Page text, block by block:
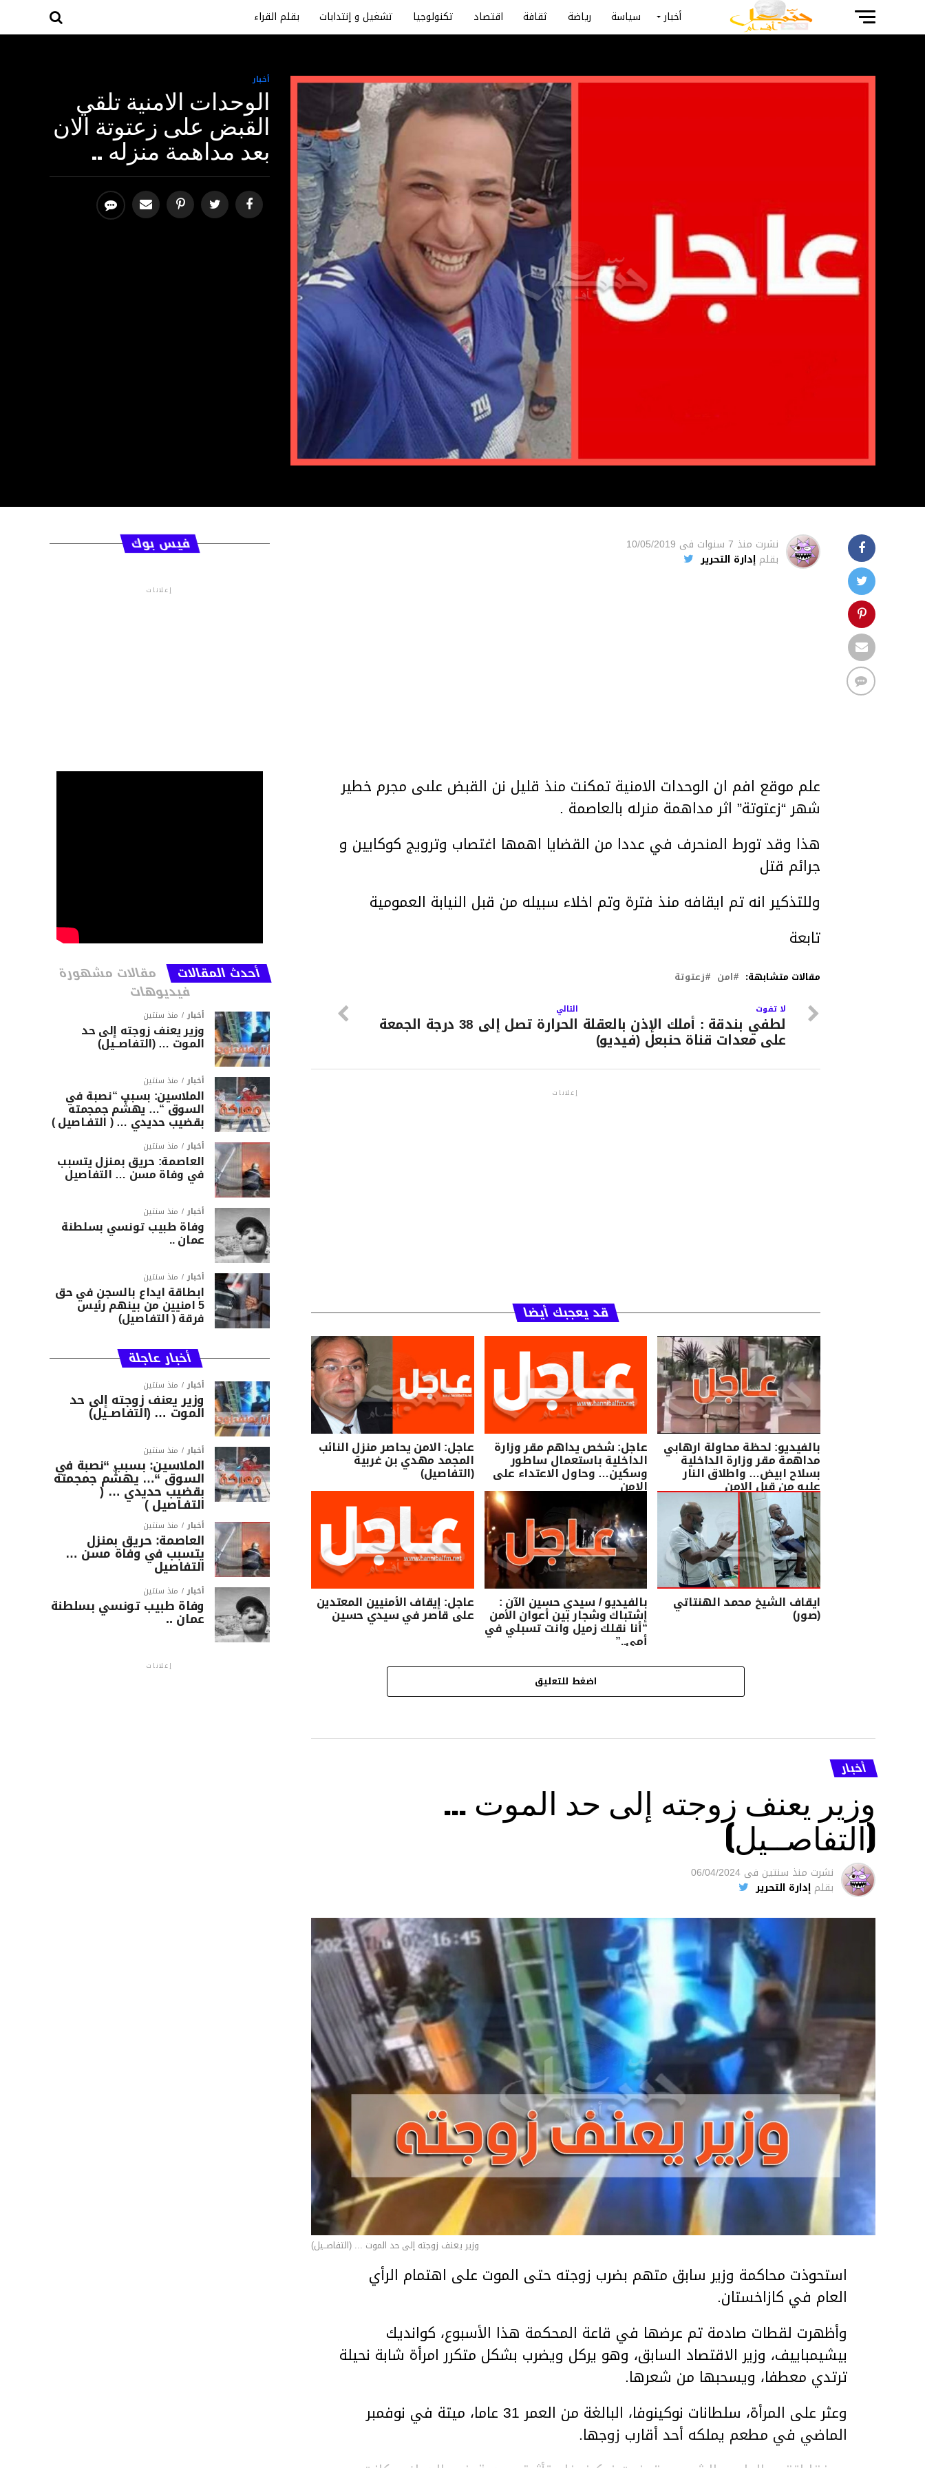
أخبار سياسة رياضة ثقافة اقتصاد تكنولوجيا تشغيل و إنتدابات بقلم القراء
أخبار
الوحدات الامنية تلقي
القبض على زعتوتة الان
بعد مداهمة منزله ..
نشرت منذ 7 سنوات فى 10/05/2019
بقلم إدارة التحرير
علم موقع افم ان الوحدات الامنية تمكنت منذ قليل نن القبض علىى مجرم خطير
شهر “زعتوتة” اثر مداهمة منرله بالعاصمة .
هذا وقد تورط المنحرف في عددا من القضايا اهمها اغتصاب وترويج كوكايين و
جرائم قتل
وللتذكير انه تم ايقافه منذ فترة وتم اخلاء سبيله من قبل النيابة العمومية
تابعة
مقالات متشابهة: امن زعتوتة
التالي
الحرارة تصل إلى 38 درجة الجمعة
لا تفوت
لطفي بندقة : أملك الإذن بالعقلة
على معدات قناة حنبعل (فيديو)
إعلانات
قد يعجبك أيضا
بالفيديو: لحظة محاولة ارهابي
مداهمة مقر وزارة الداخلية
بسلاح ابيض… واطلاق النار
عليه من قبل الامن
عاجل: شخص يداهم مقر وزارة
الداخلية باستعمال ساطور
وسكين… وحاول الاعتداء على
الامن
عاجل: الامن يحاصر منزل النائب
المجمد مهدي بن غربية
(التفاصيل)
ايقاف الشيخ محمد الهنتاتي
(صور)
بالفيديو / سيدي حسين الآن :
إشتباك وشجار بين أعوان الأمن
“أنا نقلك زميل وانت تسبلي في
أمي..”
عاجل: إيقاف الأمنيين المعتدين
على قاصر في سيدي حسين
اضغط للتعليق
أخبار
وزير يعنف زوجته إلى حد الموت …
(التفاصــيل)
نشرت منذ سنتين فى 06/04/2024
بقلم إدارة التحرير
وزير يعنف زوجته إلى حد الموت ... (التفاصــيل)
استحوذت محاكمة وزير سابق متهم بضرب زوجته حتى الموت على اهتمام الرأي
العام في كازاخستان.
وأظهرت لقطات صادمة تم عرضها في قاعة المحكمة هذا الأسبوع، كوانديك
بيشيمباييف، وزير الاقتصاد السابق، وهو يركل ويضرب بشكل متكرر امرأة شابة نحيلة
ترتدي معطفا، ويسحبها من شعرها.
وعثر على المرأة، سلطانات نوكينوفا، البالغة من العمر 31 عاما، ميتة في نوفمبر
الماضي في مطعم يملكه أحد أقارب زوجها.
فيس بوك
إعلانات
أحدث المقالات مقالات مشهورة
فيديوهات
أخبار منذ سنتين
وزير يعنف زوجته إلى حد
الموت … (التفاصــيل)
أخبار منذ سنتين
الملاسين: بسبب “نصبة في
السوق “… يهشّم جمجمته
بقضيب حديدي … ( التفـاصيل )
أخبار منذ سنتين
العاصمة: حريق بمنزل يتسبب
في وفاة مسن … التفاصيل
أخبار منذ سنتين
وفاة طبيب تونسي بسلطنة
عمان ..
أخبار منذ سنتين
ابطاقة ايداع بالسجن في حق
5 امنيين من بينهم رئيس
فرقة ( التفاصيل)
أخبار عاجلة
أخبار منذ سنتين
وزير يعنف زوجته إلى حد
الموت … (التفاصــيل)
أخبار منذ سنتين
الملاسين: بسبب “نصبة في
السوق “… يهشّم جمجمته
بقضيب حديدي … (
التفـاصيل )
أخبار منذ سنتين
العاصمة: حريق بمنزل
يتسبب في وفاة مسن …
التفاصيل
أخبار منذ سنتين
وفاة طبيب تونسي بسلطنة
عمان ..
إعلانات